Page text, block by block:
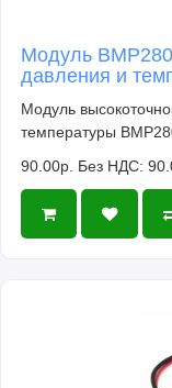
Модуль
давления и
Модуль
температуры
90.00р. Без НДС: